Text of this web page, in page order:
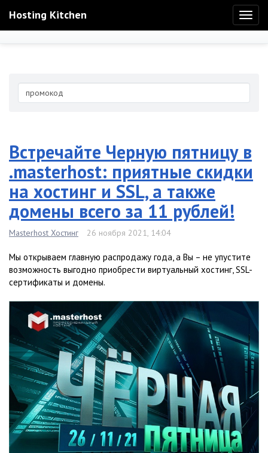
Hosting Kitchen
Встречайте Черную пятницу в
.masterhost: приятные скидки
на хостинг и SSL, а также
домены всего за 11 рублей!
Masterhost Хостинг 26 ноября 2021, 14:04
Мы открываем главную распродажу года, а Вы – не упустите
возможность выгодно приобрести виртуальный хостинг, SSL-
сертификаты и домены.